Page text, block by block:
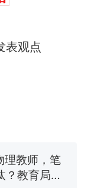
表观点
肉大王”称
中国烹饪
理教师，笔
？教育局：